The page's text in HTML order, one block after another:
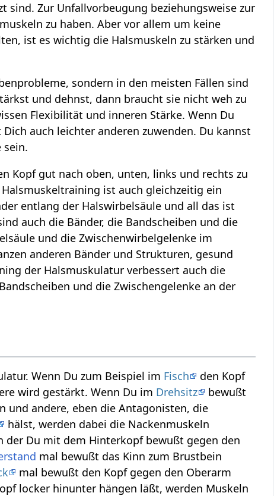
sind. Zur Unfallvorbeugung beziehungsweise zur
zu haben. Aber vor allem um keine
ist es wichtig die Halsmuskeln zu stärken und
sondern in den meisten Fällen sind
und dehnst, dann braucht sie nicht weh zu
Flexibilität und inneren Stärke. Wenn Du
auch leichter anderen zuwenden. Du kannst
sein.
Kopf gut nach oben, unten, links und rechts zu
ist auch gleichzeitig ein
entlang der Halswirbelsäule und all das ist
auch die Bänder, die Bandscheiben und die
und die Zwischenwirbelgelenke im
anderen Bänder und Strukturen, gesund
der Halsmuskulatur verbessert auch die
und die Zwischengelenke an der
Wenn Du zum Beispiel im Fisch
den Kopf
wird gestärkt. Wenn Du im Drehsitz
bewußt
und andere, eben die Antagonisten, die
hälst, werden dabei die Nackenmuskeln
der Du mit dem Hinterkopf bewußt gegen den
mal bewußt das Kinn zum Brustbein
mal bewußt den Kopf gegen den Oberarm
locker hinunter hängen läßt, werden Muskeln